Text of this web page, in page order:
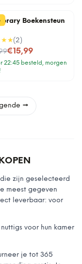
Boekensteun
(2 )
€15,99
22:45 besteld, morgen
→
zijn geselecteerd
meest gegeven
leverbaar: voor
voor hun kamer
je tot 365